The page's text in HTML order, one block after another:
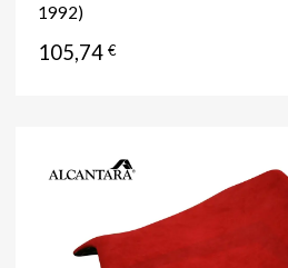
1992)
105,74 €